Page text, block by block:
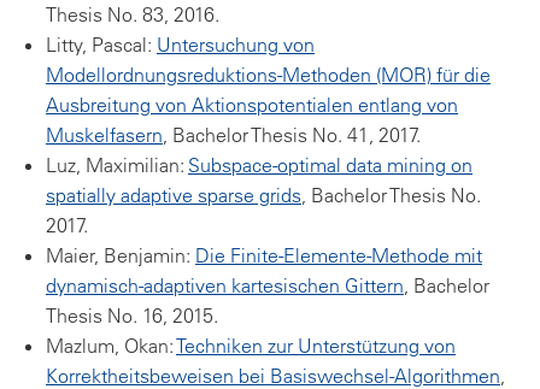
Thesis No. 83, 2016.
Litty, Pascal: Untersuchung von
Modellordnungsreduktions-Methoden (MOR) für die
Ausbreitung von Aktionspotentialen entlang von
Muskelfasern, Bachelor Thesis No. 41, 2017.
Luz, Maximilian: Subspace-optimal data mining on
spatially adaptive sparse grids, Bachelor Thesis No.
2017.
Maier, Benjamin: Die Finite-Elemente-Methode mit
dynamisch-adaptiven kartesischen Gittern, Bachelor
Thesis No. 16, 2015.
Mazlum, Okan:Techniken zur Unterstützung von
Korrektheitsbeweisen bei Basiswechsel-Algorithmen,